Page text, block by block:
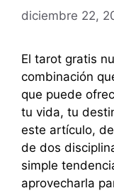
diciembre 22,
El tarot gratis
combinación
que puede
tu vida, tu
este artículo,
de dos
simple
aprovecharla